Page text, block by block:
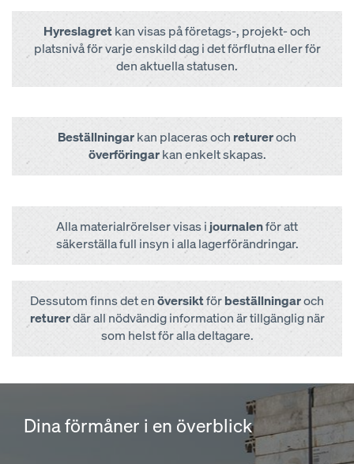
Hyreslagretkan visas på företags-, projekt- och
platsnivå för varje enskild dag i det förflutna eller för
den aktuella statusen.
Beställningarkan placeras och retureroch
överföringarkan enkelt skapas.
Alla materialrörelser visas i journalenför att
säkerställa full insyn i alla lagerförändringar.
Dessutom finns det enöversiktförbeställningaroch
returerdär all nödvändig information är tillgänglig när
som helst för alla deltagare.
Dina förmåner i en överblick